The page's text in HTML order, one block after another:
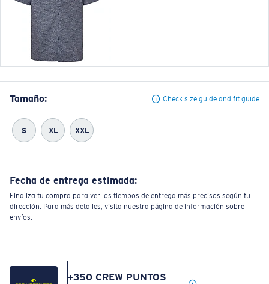
Tamaño: Check size guide and fit guide
S XL XXL
Fecha de entrega estimada:
Finaliza tu compra para ver los tiempos de entrega más precisos según tu
dirección. Para más detalles, visita nuestra página de información sobre
envíos.
+350 CREW PUNTOS